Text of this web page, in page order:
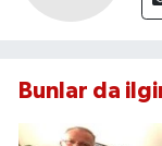
Bunlar da